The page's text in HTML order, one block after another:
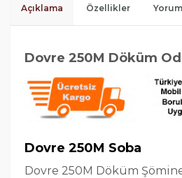
Açıklama Özellikler
Dovre 250M Döküm
Dovre 250M Soba
Dovre 250M Döküm